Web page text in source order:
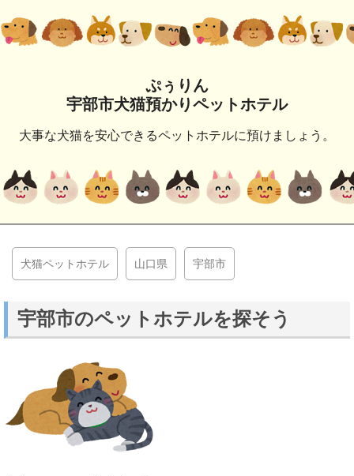
ぷぅりん
宇部市犬猫預かりペットホテル
大事な犬猫を安心できるペットホテルに預けましょう。
犬猫ペットホテル 山口県 宇部市
宇部市のペットホテルを探そう